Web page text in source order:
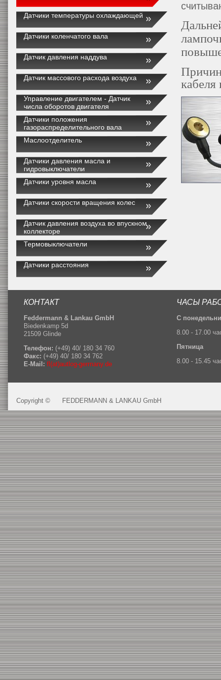
Датчики температуры охлаждающей
Датчики коленчатого вала
Датчик давления наддува
Датчик массового расхода воздуха
Управление двигателем - Датчик
числа оборотов двигателя
Датчики положения
газораспределительного вала
Маслоотделитель
Датчики давления масла и
гидровыключатели
Датчики уровня масла
Датчики скорости вращения колес
Датчик давления воздуха во впускном
коллекторе
Термовыключатели
Датчики расстояния
КОНТАКТ
Feddermann & Lankau GmbH
Biedenkamp 5d
21509 Glinde
Телефон: (+49) 40/ 180 34 760
Факс: (+49) 40/ 180 34 762
E-Mail: fl(at)autlog-germany.de
ЧАСЫ
С
8.00 - 17.00
Пятница
8.00 - 15.45
Copyright © FEDDERMANN & LANKAU GmbH